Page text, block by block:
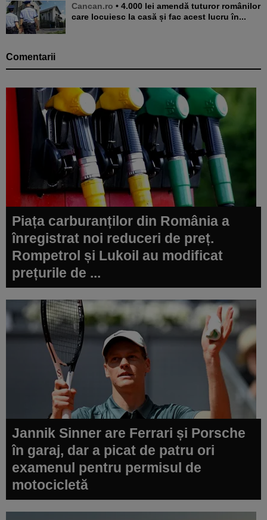
Cancan.ro • 4.000 lei amendă tuturor românilor
care locuiesc la casă și fac acest lucru în...
Comentarii
Piața carburanților din România a
înregistrat noi reduceri de preț.
Rompetrol și Lukoil au modificat
prețurile de ...
Jannik Sinner are Ferrari și Porsche
în garaj, dar a picat de patru ori
examenul pentru permisul de
motocicletă